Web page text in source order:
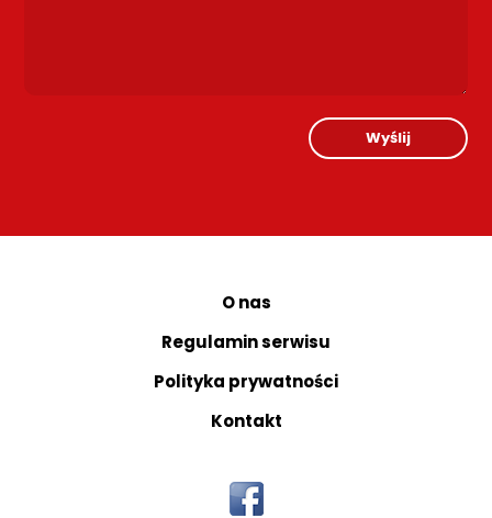
Wyślij
O nas
Regulamin serwisu
Polityka prywatności
Kontakt